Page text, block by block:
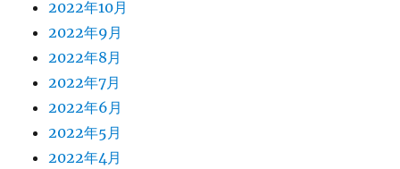
2022年10月
2022年9月
2022年8月
2022年7月
2022年6月
2022年5月
2022年4月